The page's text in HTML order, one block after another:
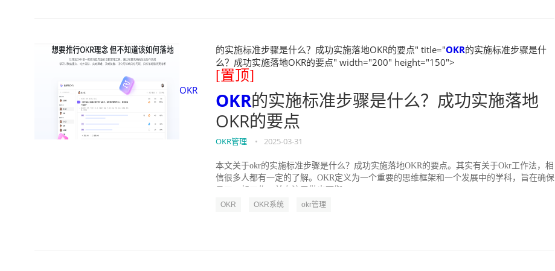
OKR
的实施标准步骤是什么？成功实施落地OKR的要点" title="OKR的实施标准步骤是什
么？成功实施落地OKR的要点" width="200" height="150">
[置顶]
OKR的实施标准步骤是什么？成功实施落地
OKR的要点
OKR管理 • 2025-03-31
本文关于okr的实施标准步骤是什么？成功实施落地OKR的要点。其实有关于Okr工作法，相
信很多人都有一定的了解。OKR定义为一个重要的思维框架和一个发展中的学科，旨在确保
OKR OKR系统 okr管理